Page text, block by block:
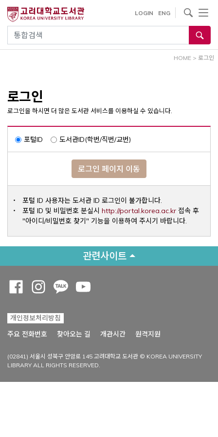
건
통합검색
LOGIN ENG
사이트내 검색
HOME > 로그인
로그인
로그인을 하시면 더 많은 도서관 서비스를 이용하실 수 있습니다.
포털ID 도서관ID(학번/직번/교번)
로그인 페이지 이동
포털 ID 사용자는 도서관 ID 로그인이 불가합니다.
포털 ID 및 비밀번호 분실시 http://portal.korea.ac.krOpens a
접속 후
"아이디/비밀번호 찾기" 기능을 이용하여 주시기 바랍니다.
관련사이트
개인정보처리방침
주요 전화번호
찾아오는 길 개관시간 원격지원
(02841) 서울시 성북구 안암로 145 고려대학교 도서관 © KOREA UNIVERSITY
LIBRARY ALL RIGHTS RESERVED.
Opens a new window
Opens a new window
Opens a new window